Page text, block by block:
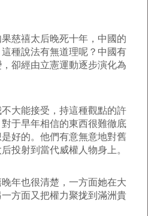
禧太后晚死十年，中國的
種說法有無道理呢？中國有
卻經由立憲運動逐步演化為
能接受，持這種觀點的許
于早年相信的東西很難徹底
好的。他們有意無意地對舊
投射到當代威權人物身上。
也很清楚，一方面她在大
方面又把權力聚拢到滿洲貴